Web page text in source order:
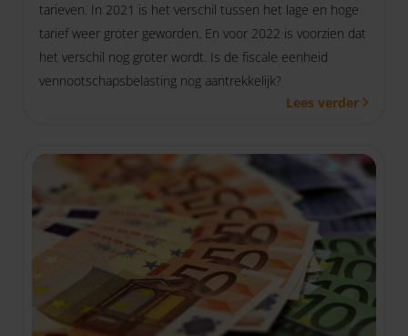
tarieven. In 2021 is het verschil tussen het lage en hoge
tarief weer groter geworden. En voor 2022 is voorzien dat
het verschil nog groter wordt. Is de fiscale eenheid
vennootschapsbelasting nog aantrekkelijk?
Lees verder